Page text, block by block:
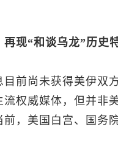
现“和谈乌龙”历史
前尚未获得美伊双
权威媒体，但并非
，美国白宫、国务